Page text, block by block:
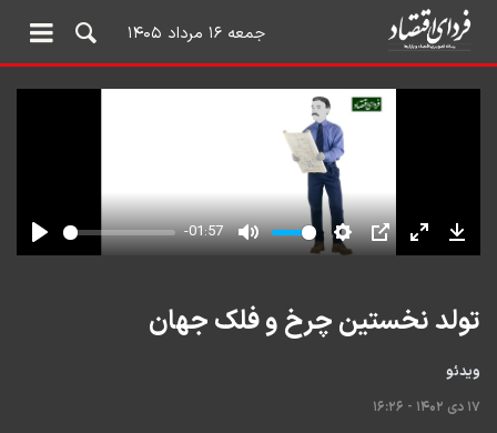
جمعه ۱۶ مرداد ۱۴۰۵
تولد نخستین چرخ و فلک جهان
ویدئو
۱۷ دی ۱۴۰۲ - ۱۶:۲۶